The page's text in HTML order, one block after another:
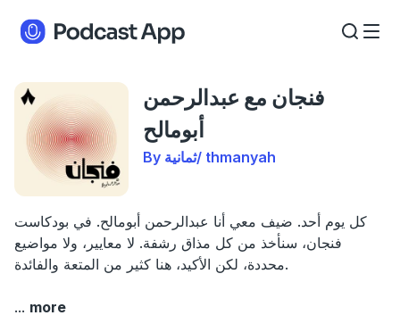
فنجان مع عبدالرحمن
أبومالح
By ثمانية/ thmanyah
كل يوم أحد. ضيف معي أنا عبدالرحمن أبومالح. في بودكاست
فنجان، سنأخذ من كل مذاق رشفة. لا معايير، ولا مواضيع
محددة، لكن الأكيد، هنا كثير من المتعة والفائدة.
... more